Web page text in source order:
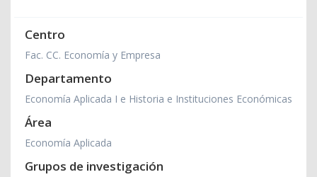
Centro
Fac. CC. Economía y Empresa
Departamento
Economía Aplicada I e Historia e Instituciones Económicas
Área
Economía Aplicada
Grupos de investigación